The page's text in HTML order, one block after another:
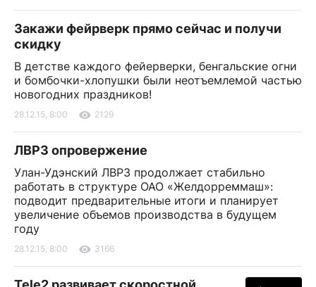
Закажи фейрверк прямо сейчас и получи
скидку
В детстве каждого фейерверки, бенгальские огни
и бомбочки-хлопушки были неотъемлемой частью
новогодних праздников!
28.12.15, 8:00 2129
ЛВРЗ опровержение
Улан-Удэнский ЛВРЗ продолжает стабильно
работать в структуре ОАО «Желдорреммаш»:
подводит предварительные итоги и планирует
увеличение объемов производства в будущем
году
28.12.15, 8:00 3166